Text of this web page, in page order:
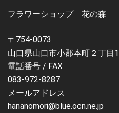
フラワーショップ 花の森
〒754-0073
山口県山口市小郡本町２丁目
電話番号 / FAX
083-972-8287
メールアドレス
hananomori@blue.ocn.ne.jp